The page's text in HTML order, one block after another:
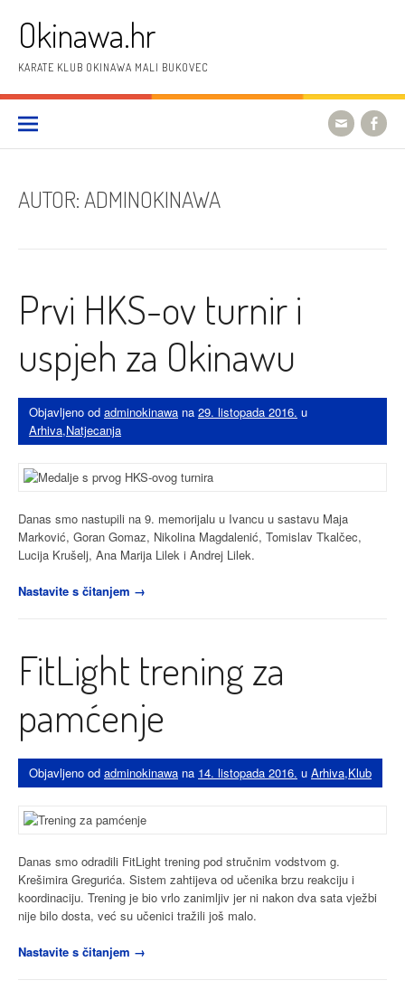
sadržajOkinawa.hr
KARATE KLUB OKINAWA MALI BUKOVEC
AUTOR:ADMINOKINAWA
Prvi HKS-ov turnir i
uspjeh za Okinawu
Objavljeno od adminokinawa na 29. listopada 2016. u
Arhiva,Natjecanja
Danas smo nastupili na 9. memorijalu u Ivancu u sastavu Maja
Marković, Goran Gomaz, Nikolina Magdalenić, Tomislav Tkalčec,
Lucija Krušelj, Ana Marija Lilek i Andrej Lilek.
Nastavite s čitanjem “Prvi
uspjeh
Okinawu”
→
FitLight trening za
pamćenje
Objavljeno od adminokinawa na 14. listopada 2016. u Arhiva,Klub
Danas smo odradili FitLight trening pod stručnim vodstvom g.
Krešimira Gregurića. Sistem zahtijeva od učenika brzu reakciju i
koordinaciju. Trening je bio vrlo zanimljiv jer ni nakon dva sata vježbi
nije bilo dosta, već su učenici tražili još malo.
Nastavite s čitanjem “FitLight
→